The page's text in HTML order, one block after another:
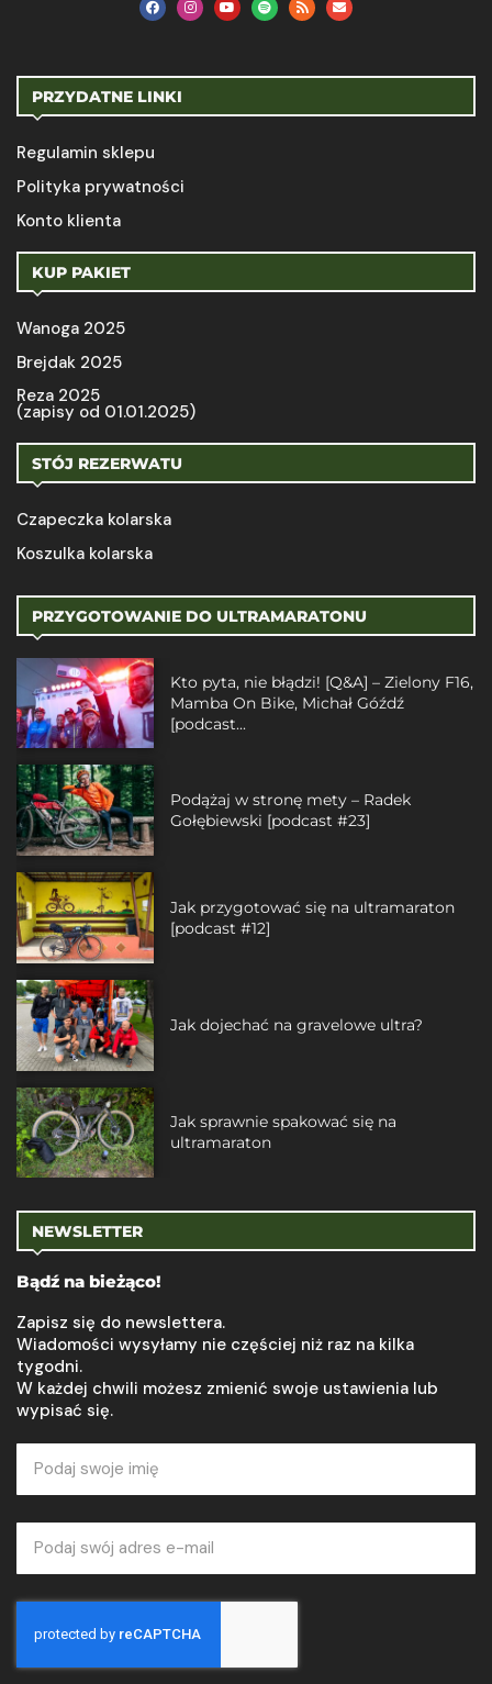
PRZYDATNE LINKI
Regulamin sklepu
Polityka prywatności
Konto klienta
KUP PAKIET
Wanoga 2025
Brejdak 2025
Reza 2025
(zapisy od 01.01.2025)
STÓJ REZERWATU
Czapeczka kolarska
Koszulka kolarska
PRZYGOTOWANIE DO ULTRAMARATONU
Kto pyta, nie błądzi! [Q&A] – Zielony F16,
Mamba On Bike, Michał Góźdź
[podcast...
Podążaj w stronę mety – Radek
Gołębiewski [podcast #23]
Jak przygotować się na ultramaraton
[podcast #12]
Jak dojechać na gravelowe ultra?
Jak sprawnie spakować się na
ultramaraton
NEWSLETTER
Bądź na bieżąco!
Zapisz się do newslettera.
Wiadomości wysyłamy nie częściej niż raz na kilka
tygodni.
W każdej chwili możesz zmienić swoje ustawienia lub
wypisać się.